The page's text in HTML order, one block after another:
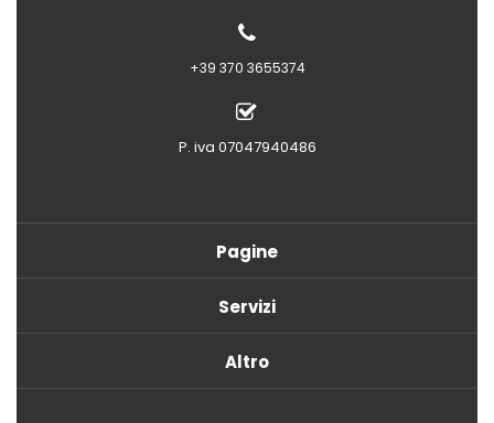
+39 370 3655374
P. iva 07047940486
Pagine
Servizi
Altro